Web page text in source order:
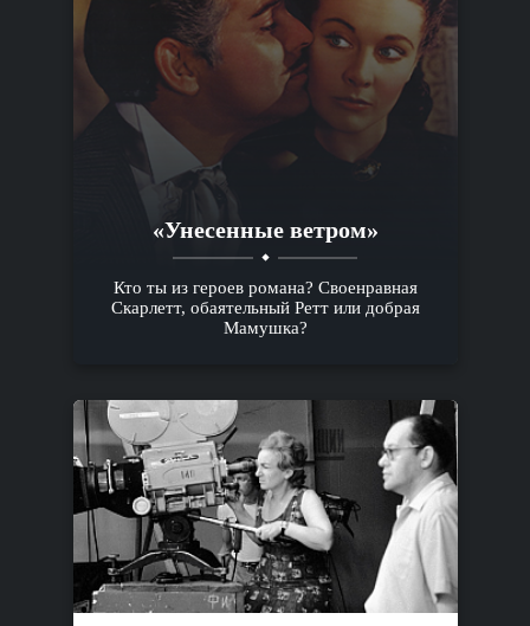
«Унесенные ветром»
Кто ты из героев романа? Своенравная
Скарлетт, обаятельный Ретт или добрая
Мамушка?